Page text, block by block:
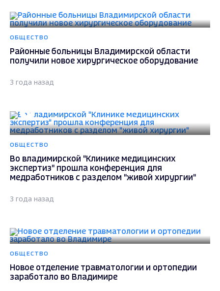
ОБЩЕСТВО
Районные больницы Владимирской области
получили новое хирургическое оборудование
3 года назад
ОБЩЕСТВО
Во владимирской "Клинике медицинских
экспертиз" прошла конференция для
медработников с разделом "живой хирургии"
3 года назад
ОБЩЕСТВО
Новое отделение травматологии и ортопедии
заработало во Владимире